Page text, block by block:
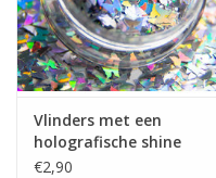
Vlinders met een
holografische shine
(01)
€2,90